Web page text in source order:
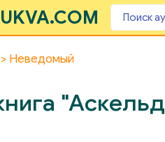
Неведомый